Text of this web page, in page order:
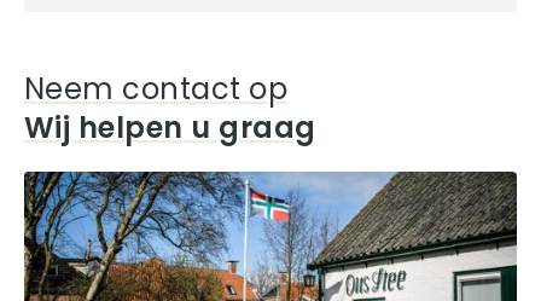
Neem contact op
Wij helpen u graag